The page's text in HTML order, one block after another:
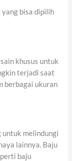
bisa dipilih
khusus untuk
terjadi saat
berbagai ukuran
untuk melindungi
lainnya. Baju
baju